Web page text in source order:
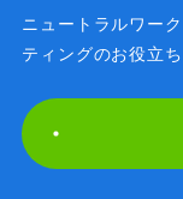
ニュートラルワー
ティングのお役立